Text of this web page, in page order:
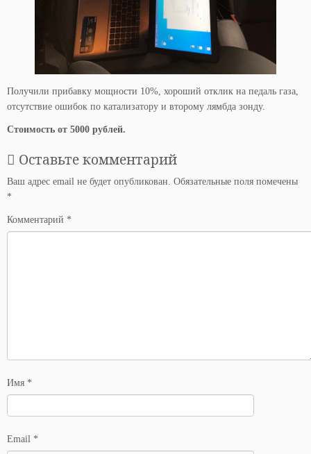
Получили прибавку мощности 10%, хороший отклик на педаль газа,
отсутствие ошибок по катализатору и второму лямбда зонду.
Стоимость от 5000 рублей.
Оставьте комментарий
Ваш адрес email не будет опубликован. Обязательные поля помечены
*
Комментарий *
Имя *
Email *